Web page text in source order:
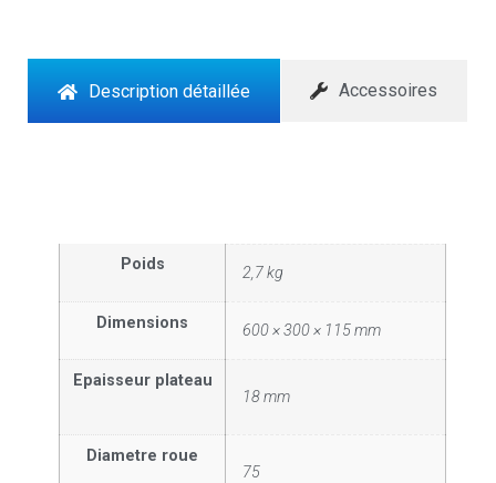
Description détaillée Accessoires
Poids 2,7 kg
Dimensions 600 × 300 × 115 mm
Epaisseur plateau
18 mm
Diametre roue
75